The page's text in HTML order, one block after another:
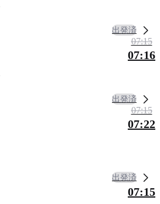
出発済
07:15
07:16
出発済
07:15
07:22
出発済
07:15